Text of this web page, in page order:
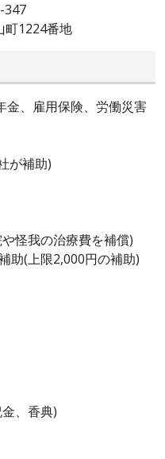
347
町1224番地
金、雇用保険、労働災害
が補助)
怪我の治療費を補償)
助(上限2,000円の補助)
、香典)